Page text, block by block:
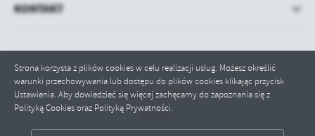
Strona korzysta z plików cookies w celu realizacji usług. Możesz określić
warunki przechowywania lub dostępu do plików cookies klikając przycisk
Ustawienia. Aby dowiedzieć się więcej zachęcamy do zapoznania się z
Polityką Cookies oraz Polityką Prywatności.
KONTAKT
Odwiedzin: 71222